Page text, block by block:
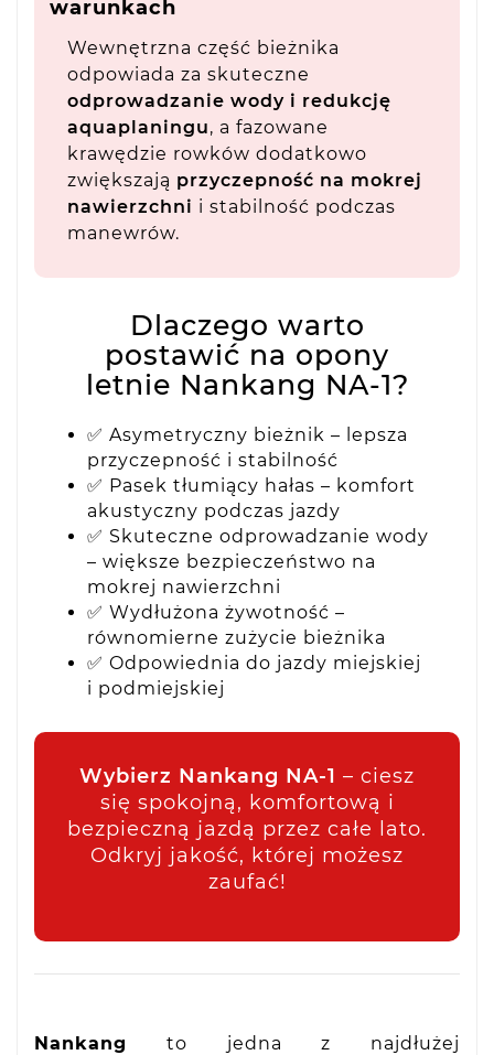
warunkach
Wewnętrzna część bieżnika
odpowiada za skuteczne
odprowadzanie wody i redukcję
aquaplaningu, a fazowane
krawędzie rowków dodatkowo
zwiększają przyczepność na mokrej
nawierzchni i stabilność podczas
manewrów.
Dlaczego warto
postawić na opony
letnie Nankang NA-1?
✅ Asymetryczny bieżnik – lepsza
przyczepność i stabilność
✅ Pasek tłumiący hałas – komfort
akustyczny podczas jazdy
✅ Skuteczne odprowadzanie wody
– większe bezpieczeństwo na
mokrej nawierzchni
✅ Wydłużona żywotność –
równomierne zużycie bieżnika
✅ Odpowiednia do jazdy miejskiej
i podmiejskiej
Wybierz Nankang NA-1 – ciesz
się spokojną, komfortową i
bezpieczną jazdą przez całe lato.
Odkryj jakość, której możesz
zaufać!
Nankang
to jedna z najdłużej